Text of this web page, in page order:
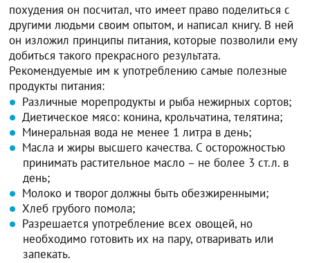
похудения он посчитал, что имеет право поделиться с
другими людьми своим опытом, и написал книгу. В ней
он изложил принципы питания, которые позволили ему
добиться такого прекрасного результата.
Рекомендуемые им к употреблению самые полезные
продукты питания:
Различные морепродукты и рыба нежирных сортов;
Диетическое мясо: конина, крольчатина, телятина;
Минеральная вода не менее 1 литра в день;
Масла и жиры высшего качества. С осторожностью
принимать растительное масло – не более 3 ст.л. в
день;
Молоко и творог должны быть обезжиренными;
Хлеб грубого помола;
Разрешается употребление всех овощей, но
необходимо готовить их на пару, отваривать или
запекать.